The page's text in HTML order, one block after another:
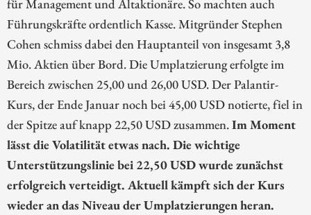
für Management und Altaktionäre. So machten auch
Führungskräfte ordentlich Kasse. Mitgründer Stephen
Cohen schmiss dabei den Hauptanteil von insgesamt 3,8
Mio. Aktien über Bord. Die Umplatzierung erfolgte im
Bereich zwischen 25,00 und 26,00 USD. Der Palantir-
Kurs, der Ende Januar noch bei 45,00 USD notierte, fiel in
der Spitze auf knapp 22,50 USD zusammen.Im Moment
lässt die Volatilität etwas nach. Die wichtige
Unterstützungslinie bei 22,50 USD wurde zunächst
erfolgreich verteidigt. Aktuell kämpft sich der Kurs
wieder an das Niveau der Umplatzierungen heran.